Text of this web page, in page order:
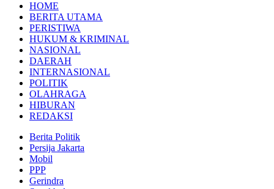
HOME
BERITA UTAMA
PERISTIWA
HUKUM & KRIMINAL
NASIONAL
DAERAH
INTERNASIONAL
POLITIK
OLAHRAGA
HIBURAN
REDAKSI
Berita Politik
Persija Jakarta
Mobil
PPP
Gerindra